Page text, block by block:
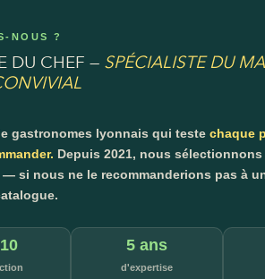
NOUS ?
DU CHEF — SPÉCIALISTE DU
gastronomes lyonnais qui teste chaque
Depuis 2021, nous
si nous ne le recommanderions pas à
5 ans
d'expertise